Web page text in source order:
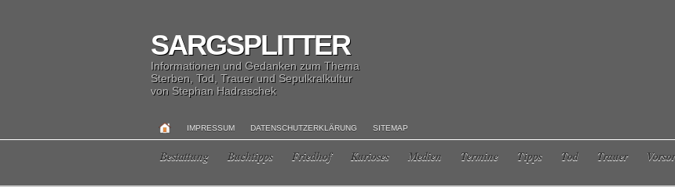
SARGSPLITTER
Informationen und Gedanken zum Thema
Sterben, Tod, Trauer und Sepulkralkultur
von Stephan Hadraschek
IMPRESSUM DATENSCHUTZERKLÄRUNG SITEMAP
Bestattung Buchtipps Friedhof Kurioses Medien Termine Tipps Tod Trauer